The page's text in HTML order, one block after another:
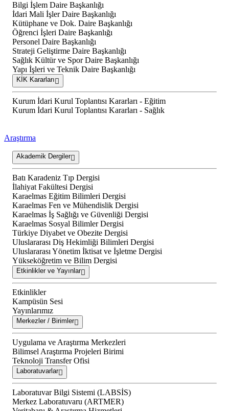
Bilgi İşlem Daire Başkanlığı
İdari Mali İşler Daire Başkanlığı
Kütüphane ve Dok. Daire Başkanlığı
Öğrenci İşleri Daire Başkanlığı
Personel Daire Başkanlığı
Strateji Geliştirme Daire Başkanlığı
Sağlık Kültür ve Spor Daire Başkanlığı
Yapı İşleri ve Teknik Daire Başkanlığı
KİK Kararları
Kurum İdari Kurul Toplantısı Kararları - Eğitim
Kurum İdari Kurul Toplantısı Kararları - Sağlık
Araştırma
Akademik Dergiler
Batı Karadeniz Tıp Dergisi
İlahiyat Fakültesi Dergisi
Karaelmas Eğitim Bilimleri Dergisi
Karaelmas Fen ve Mühendislik Dergisi
Karaelmas İş Sağlığı ve Güvenliği Dergisi
Karaelmas Sosyal Bilimler Dergisi
Türkiye Diyabet ve Obezite Dergisi
Uluslararası Diş Hekimliği Bilimleri Dergisi
Uluslararası Yönetim İktisat ve İşletme Dergisi
Yükseköğretim ve Bilim Dergisi
Etkinlikler ve Yayınlar
Etkinlikler
Kampüsün Sesi
Yayınlarımız
Merkezler / Birimler
Uygulama ve Araştırma Merkezleri
Bilimsel Araştırma Projeleri Birimi
Teknoloji Transfer Ofisi
Laboratuvarlar
Laboratuvar Bilgi Sistemi (LABSİS)
Merkez Laboratuvaru (ARTMER)